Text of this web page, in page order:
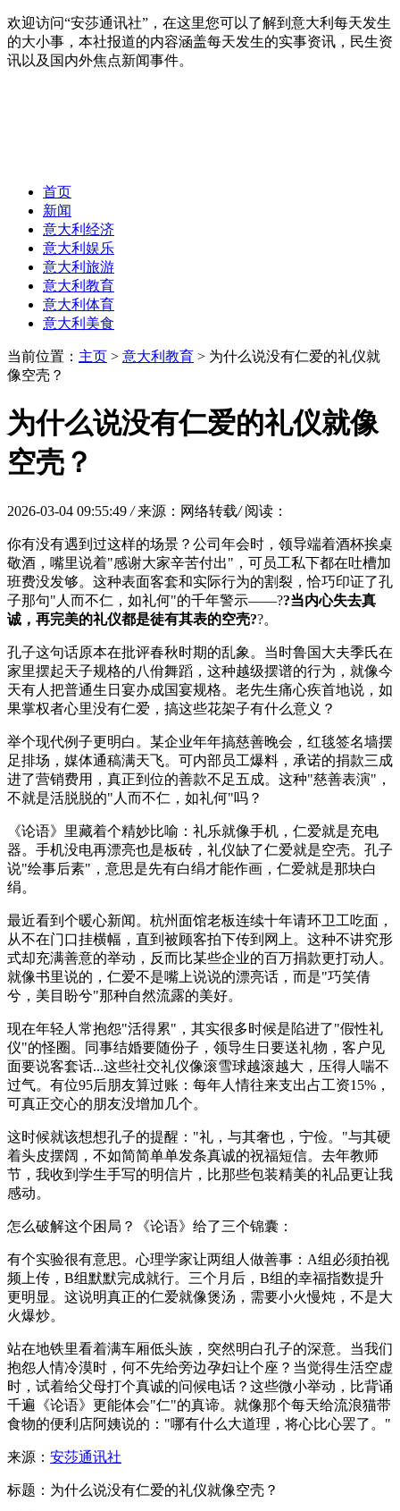
欢迎访问“安莎通讯社”，在这里您可以了解到意大利每天发生
的大小事，本社报道的内容涵盖每天发生的实事资讯，民生资
讯以及国内外焦点新闻事件。
首页
新闻
意大利经济
意大利娱乐
意大利旅游
意大利教育
意大利体育
意大利美食
当前位置： 主页 > 意大利教育 > 为什么说没有仁爱的礼仪就
像空壳？
为什么说没有仁爱的礼仪就像
空壳？
2026-03-04 09:55:49 / 来源：网络转载/ 阅读：
你有没有遇到过这样的场景？公司年会时，领导端着酒杯挨桌
敬酒，嘴里说着"感谢大家辛苦付出"，可员工私下都在吐槽加
班费没发够。这种表面客套和实际行为的割裂，恰巧印证了孔
子那句"人而不仁，如礼何"的千年警示——??当内心失去真
诚，再完美的礼仪都是徒有其表的空壳??。
孔子这句话原本在批评春秋时期的乱象。当时鲁国大夫季氏在
家里摆起天子规格的八佾舞蹈，这种越级摆谱的行为，就像今
天有人把普通生日宴办成国宴规格。老先生痛心疾首地说，如
果掌权者心里没有仁爱，搞这些花架子有什么意义？
举个现代例子更明白。某企业年年搞慈善晚会，红毯签名墙摆
足排场，媒体通稿满天飞。可内部员工爆料，承诺的捐款三成
进了营销费用，真正到位的善款不足五成。这种"慈善表演"，
不就是活脱脱的"人而不仁，如礼何"吗？
《论语》里藏着个精妙比喻：礼乐就像手机，仁爱就是充电
器。手机没电再漂亮也是板砖，礼仪缺了仁爱就是空壳。孔子
说"绘事后素"，意思是先有白绢才能作画，仁爱就是那块白
绢。
最近看到个暖心新闻。杭州面馆老板连续十年请环卫工吃面，
从不在门口挂横幅，直到被顾客拍下传到网上。这种不讲究形
式却充满善意的举动，反而比某些企业的百万捐款更打动人。
就像书里说的，仁爱不是嘴上说说的漂亮话，而是"巧笑倩
兮，美目盼兮"那种自然流露的美好。
现在年轻人常抱怨"活得累"，其实很多时候是陷进了"假性礼
仪"的怪圈。同事结婚要随份子，领导生日要送礼物，客户见
面要说客套话...这些社交礼仪像滚雪球越滚越大，压得人喘不
过气。有位95后朋友算过账：每年人情往来支出占工资15%，
可真正交心的朋友没增加几个。
这时候就该想想孔子的提醒："礼，与其奢也，宁俭。"与其硬
着头皮摆阔，不如简简单单发条真诚的祝福短信。去年教师
节，我收到学生手写的明信片，比那些包装精美的礼品更让我
感动。
怎么破解这个困局？《论语》给了三个锦囊：
有个实验很有意思。心理学家让两组人做善事：A组必须拍视
频上传，B组默默完成就行。三个月后，B组的幸福指数提升
更明显。这说明真正的仁爱就像煲汤，需要小火慢炖，不是大
火爆炒。
站在地铁里看着满车厢低头族，突然明白孔子的深意。当我们
抱怨人情冷漠时，何不先给旁边孕妇让个座？当觉得生活空虚
时，试着给父母打个真诚的问候电话？这些微小举动，比背诵
千遍《论语》更能体会"仁"的真谛。就像那个每天给流浪猫带
食物的便利店阿姨说的："哪有什么大道理，将心比心罢了。"
来源： 安莎通讯社
标题：为什么说没有仁爱的礼仪就像空壳？